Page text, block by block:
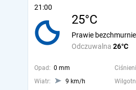
21:00
25°C
Odczuwalna 26°C
Prawie bezchmurnie
Opad: 0 mm
Wiatr:
9 km/h